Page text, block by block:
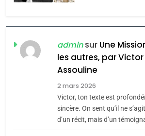
FIÈRE, DIGNE
POURQUOI
MA JUDAÏTE
Zrihen-Dvir
ISRAÉL JUDAISME
CE QUI
Jacques
JUDAISME
adminsur Une
les autres, par
Assouline
2 mars 2026
Victor, ton texte est
sincère. On sent qu’il ne
d’un récit, mais d’un